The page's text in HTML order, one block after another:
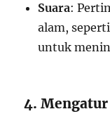
Suara:
alam,
untuk
4.